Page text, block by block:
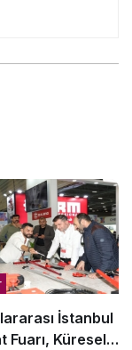
İstanbul
Fuarı, Küresel